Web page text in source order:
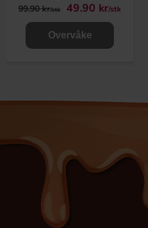
99.90 kr/stk 49.90 kr/stk
Overvåke